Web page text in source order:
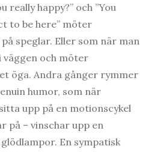
really happy?” och ”You
to be here” möter
speglar. Eller som när man
väggen och möter
öga. Andra gånger rymmer
humor, som när
upp på en motionscykel
på – vinschar upp en
En sympatisk